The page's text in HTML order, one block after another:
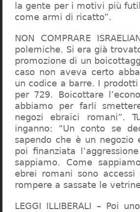
la gente per i motivi più
come armi di ricatto”.
NON COMPRARE
polemiche. Si era già
promozione di un
caso non aveva certo
un codice a barre. I
per 729. Boicottare
abbiamo per farli
negozi ebraici romani”.
inganno: “Un conto se
sapendo che è un
poi finanziata
sappiamo. Come
ebrei romani sono
rompere a sassate le
LEGGI ILLIBERALI – Poi